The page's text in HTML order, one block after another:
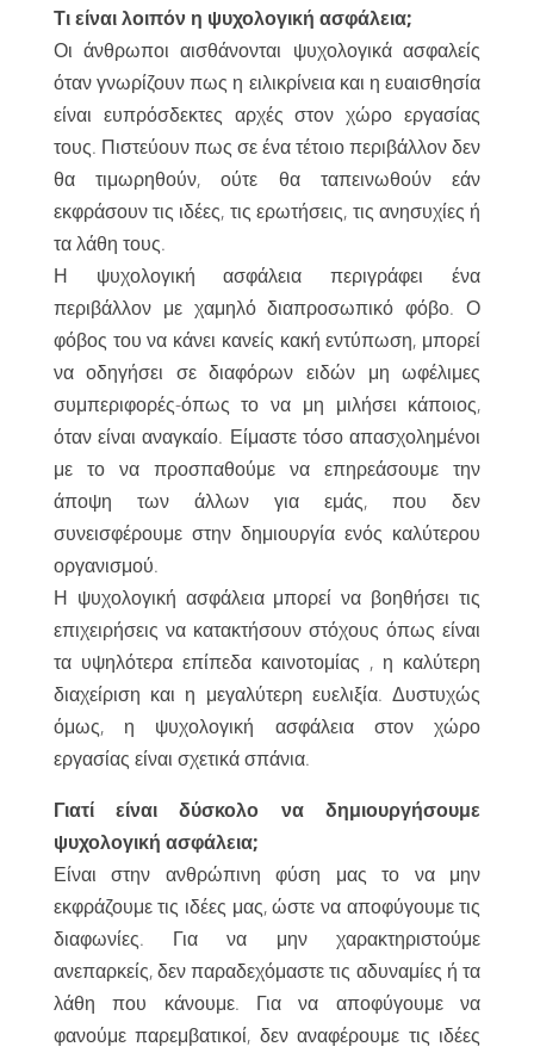
Τι είναι λοιπόν η ψυχολογική ασφάλεια;
Οι άνθρωποι αισθάνονται ψυχολογικά ασφαλείς
όταν γνωρίζουν πως η ειλικρίνεια και η ευαισθησία
είναι ευπρόσδεκτες αρχές στον χώρο εργασίας
τους. Πιστεύουν πως σε ένα τέτοιο περιβάλλον δεν
θα τιμωρηθούν, ούτε θα ταπεινωθούν εάν
εκφράσουν τις ιδέες, τις ερωτήσεις, τις ανησυχίες ή
τα λάθη τους.
Η ψυχολογική ασφάλεια περιγράφει ένα
περιβάλλον με χαμηλό διαπροσωπικό φόβο. Ο
φόβος του να κάνει κανείς κακή εντύπωση, μπορεί
να οδηγήσει σε διαφόρων ειδών μη ωφέλιμες
συμπεριφορές-όπως το να μη μιλήσει κάποιος,
όταν είναι αναγκαίο. Είμαστε τόσο απασχολημένοι
με το να προσπαθούμε να επηρεάσουμε την
άποψη των άλλων για εμάς, που δεν
συνεισφέρουμε στην δημιουργία ενός καλύτερου
οργανισμού.
Η ψυχολογική ασφάλεια μπορεί να βοηθήσει τις
επιχειρήσεις να κατακτήσουν στόχους όπως είναι
τα υψηλότερα επίπεδα καινοτομίας , η καλύτερη
διαχείριση και η μεγαλύτερη ευελιξία. Δυστυχώς
όμως, η ψυχολογική ασφάλεια στον χώρο
εργασίας είναι σχετικά σπάνια.
Γιατί είναι δύσκολο να δημιουργήσουμε
ψυχολογική ασφάλεια;
Είναι στην ανθρώπινη φύση μας το να μην
εκφράζουμε τις ιδέες μας, ώστε να αποφύγουμε τις
διαφωνίες. Για να μην χαρακτηριστούμε
ανεπαρκείς, δεν παραδεχόμαστε τις αδυναμίες ή τα
λάθη που κάνουμε. Για να αποφύγουμε να
φανούμε παρεμβατικοί, δεν αναφέρουμε τις ιδέες